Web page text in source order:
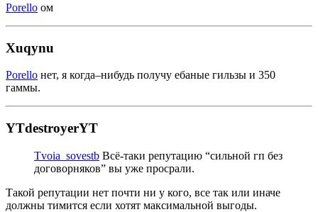
Porello ом
Xuqynu
Porello нет, я когда–нибудь получу ебаные гильзы и 350
гаммы.
YTdestroyerYT
Tvoia_sovestb Всё-таки репутацию “сильной гп без
договорняков” вы уже просрали.
Такой репутации нет почти ни у кого, все так или иначе
должны тимится если хотят максимальной выгоды.